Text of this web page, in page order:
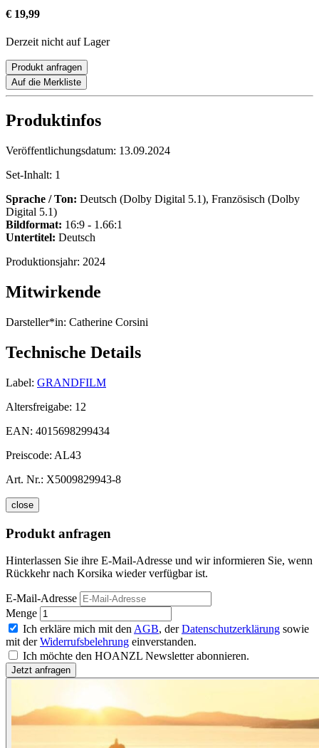
€ 19,99
Derzeit nicht auf Lager
Produkt anfragen
Auf die Merkliste
Produktinfos
Veröffentlichungsdatum: 13.09.2024
Set-Inhalt: 1
Sprache / Ton: Deutsch (Dolby Digital 5.1), Französisch (Dolby
Digital 5.1)
Bildformat: 16:9 - 1.66:1
Untertitel: Deutsch
Produktionsjahr: 2024
Mitwirkende
Darsteller*in: Catherine Corsini
Technische Details
Label: GRANDFILM
Altersfreigabe: 12
EAN: 4015698299434
Preiscode: AL43
Art. Nr.: X5009829943-8
close
Produkt anfragen
Hinterlassen Sie ihre E-Mail-Adresse und wir informieren Sie, wenn
Rückkehr nach Korsika wieder verfügbar ist.
E-Mail-Adresse
Menge
Ich erkläre mich mit den AGB, derDatenschutzerklärung sowie
mit derWiderrufsbelehrung einverstanden.
Ich möchte den HOANZL Newsletter abonnieren.